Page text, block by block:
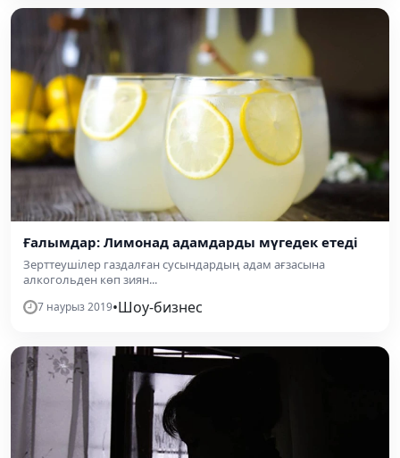
Ғалымдар: Лимонад адамдарды мүгедек етеді
Зерттеушілер газдалған сусындардың адам ағзасына
алкогольден көп зиян...
7 наурыз 2019•Шоу-бизнес